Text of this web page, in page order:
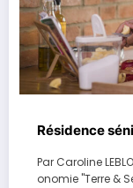
Résidence
Par Caroline
onomie "Terre &